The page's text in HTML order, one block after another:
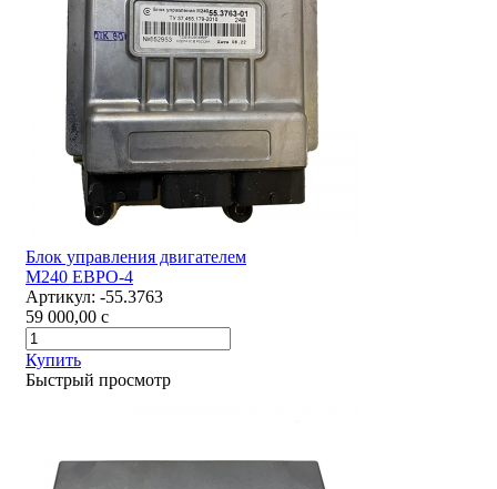
Блок управления двигателем
М240 ЕВРО-4
Артикул: -55.3763
59 000,00 c
Купить
Быстрый просмотр